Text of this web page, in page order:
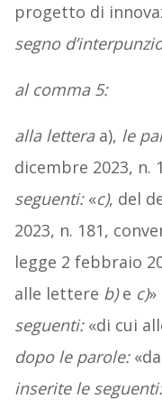
progetto di
segno
al comma 5:
alla letteraa), le
dicembre 2023, n.
seguenti:«c), del
2023, n. 181,
legge 2 febbraio
alle lettere b)e c)»
seguenti:«di cui
dopo le parole:
inserite le seguenti: